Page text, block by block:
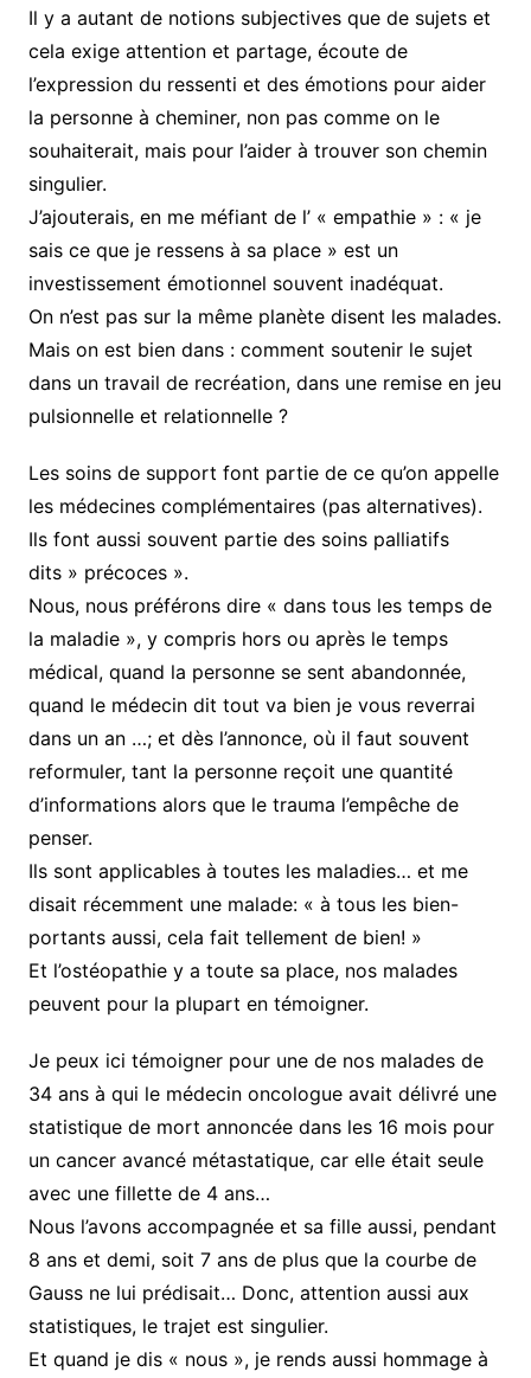
Il y a autant de notions subjectives que de sujets et
cela exige attention et partage, écoute de
l’expression du ressenti et des émotions pour aider
la personne à cheminer, non pas comme on le
souhaiterait, mais pour l’aider à trouver son chemin
singulier.
J’ajouterais, en me méfiant de l’ « empathie » : « je
sais ce que je ressens à sa place » est un
investissement émotionnel souvent inadéquat.
On n’est pas sur la même planète disent les malades.
Mais on est bien dans : comment soutenir le sujet
dans un travail de recréation, dans une remise en jeu
pulsionnelle et relationnelle ?
Les soins de support font partie de ce qu’on appelle
les médecines complémentaires (pas alternatives).
Ils font aussi souvent partie des soins palliatifs
dits » précoces ».
Nous, nous préférons dire « dans tous les temps de
la maladie », y compris hors ou après le temps
médical, quand la personne se sent abandonnée,
quand le médecin dit tout va bien je vous reverrai
dans un an …; et dès l’annonce, où il faut souvent
reformuler, tant la personne reçoit une quantité
d’informations alors que le trauma l’empêche de
penser.
Ils sont applicables à toutes les maladies… et me
disait récemment une malade: « à tous les bien-
portants aussi, cela fait tellement de bien! »
Et l’ostéopathie y a toute sa place, nos malades
peuvent pour la plupart en témoigner.
Je peux ici témoigner pour une de nos malades de
34 ans à qui le médecin oncologue avait délivré une
statistique de mort annoncée dans les 16 mois pour
un cancer avancé métastatique, car elle était seule
avec une fillette de 4 ans…
Nous l’avons accompagnée et sa fille aussi, pendant
8 ans et demi, soit 7 ans de plus que la courbe de
Gauss ne lui prédisait… Donc, attention aussi aux
statistiques, le trajet est singulier.
Et quand je dis « nous », je rends aussi hommage à